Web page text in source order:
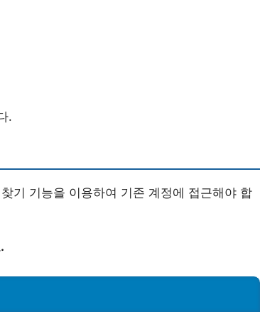
.
기 기능을 이용하여 기존 계정에 접근해야 합